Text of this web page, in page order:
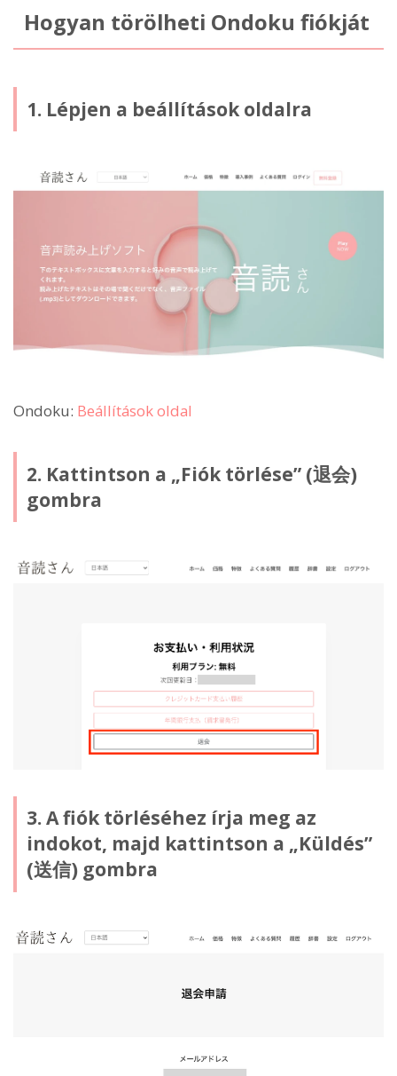
Hogyan törölheti Ondoku fiókját
1. Lépjen a beállítások oldalra
Ondoku: Beállítások oldal
2. Kattintson a „Fiók törlése” (退会)
gombra
3. A fiók törléséhez írja meg az
indokot, majd kattintson a „Küldés”
(送信) gombra